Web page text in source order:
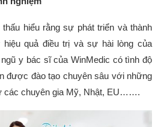
hiểu rằng sự phát triển và thành
hiệu quả điều trị và sự hài lòng của
y bác sĩ của WinMedic có tình độ
được đào tạo chuyên sâu với những
các chuyên gia Mỹ, Nhật, EU…….